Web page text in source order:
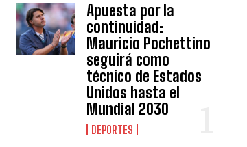
Apuesta por la
continuidad:
Mauricio Pochettino
seguirá como
técnico de Estados
Unidos hasta el
Mundial 2030
DEPORTES